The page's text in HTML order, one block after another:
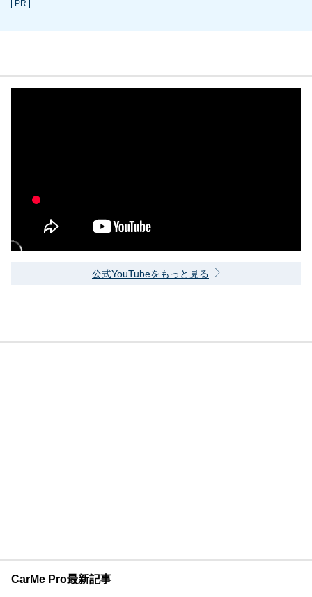
PR
公式YouTubeをもっと見る
CarMe Pro最新記事